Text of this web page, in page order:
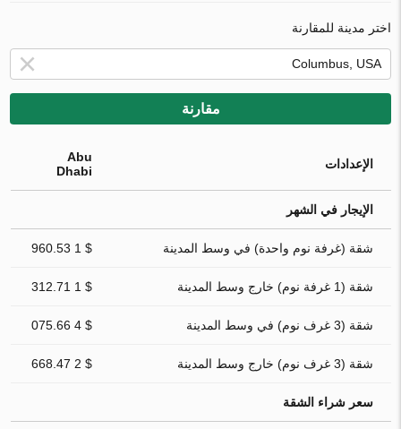
اختر مدينة للمقارنة
مقارنة
الإعدادات
Abu
Dhabi
الإيجار في الشهر
شقة (غرفة نوم واحدة) في وسط المدينة $ 1 960.53
شقة (1 غرفة نوم) خارج وسط المدينة $ 1 312.71
شقة (3 غرف نوم) في وسط المدينة $ 4 075.66
شقة (3 غرف نوم) خارج وسط المدينة $ 2 668.47
سعر شراء الشقة